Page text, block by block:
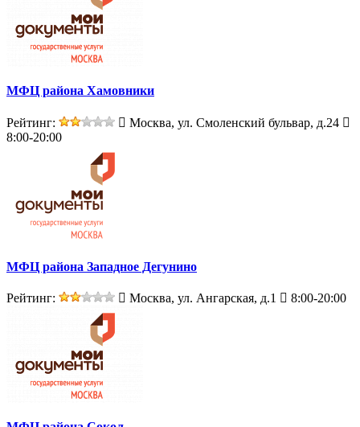
МФЦ района Хамовники
Рейтинг:
Москва, ул. Смоленский бульвар, д.24
8:00-20:00
МФЦ района Западное Дегунино
Рейтинг: Москва, ул. Ангарская, д.1 8:00-20:00